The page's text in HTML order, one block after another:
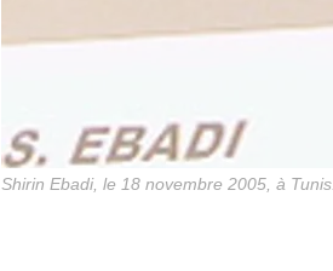
Shirin Ebadi, le 18 novembre 2005, à Tunis.